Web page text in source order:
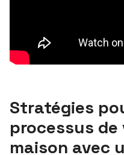
Stratégies
processus de
maison avec